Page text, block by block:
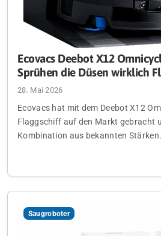
Ecovacs Deebot X12
Sprühen die Düsen wirklich
28. Mai 2026
Ecovacs hat mit dem Deebot X12
Flaggschiff auf den Markt gebracht
Kombination aus bekannten
Saugroboter